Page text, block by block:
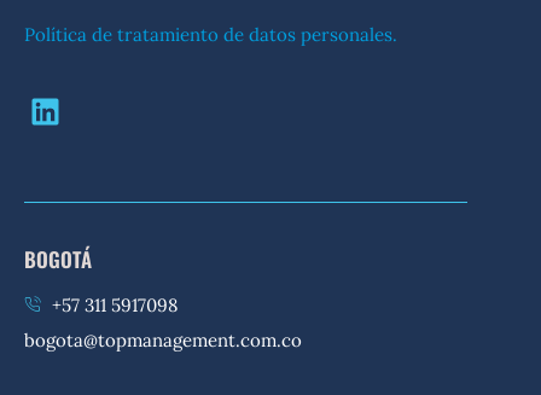
Política de tratamiento de datos personales.
BOGOTÁ
+57 311 5917098
bogota@topmanagement.com.co